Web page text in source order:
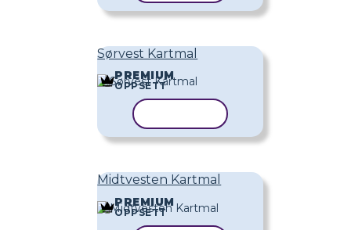
Sørvest Kartmal
PREMIUM
OPPSETT
Midtvesten Kartmal
PREMIUM
OPPSETT